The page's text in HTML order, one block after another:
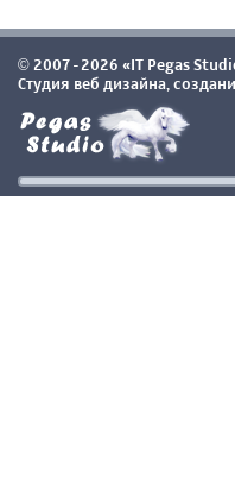
© 2007-2026 «IT Pegas
Студия веб дизайна,